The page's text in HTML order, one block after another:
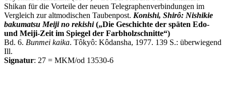
Shikan für die Vorteile der neuen Telegraphenverbindungen im
Vergleich zur altmodischen Taubenpost. Konishi, Shirô: Nishikie
bakumatsu Meiji no rekishi(„Die Geschichte der späten Edo-
und Meiji-Zeit im Spiegel der Farbholzschnitte“)
Bd. 6. Bunmei kaika. Tôkyô: Kôdansha, 1977. 139 S.: überwiegend
Ill.
Signatur: 27 = MKM/od 13530-6